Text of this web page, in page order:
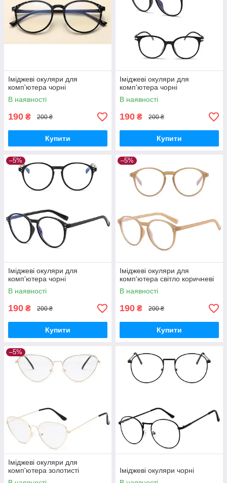
Іміджеві окуляри для
комп'ютера чорні
В наявності
190 ₴ 200 ₴
Купити
Іміджеві окуляри для
комп'ютера чорні
В наявності
190 ₴ 200 ₴
Купити
–5%
Іміджеві окуляри для
комп'ютера чорні
В наявності
190 ₴ 200 ₴
Купити
–5%
Іміджеві окуляри для
комп'ютера світло коричневі
В наявності
190 ₴ 200 ₴
Купити
–5%
Іміджеві окуляри для
комп'ютера золотисті
Іміджеві окуляри чорні